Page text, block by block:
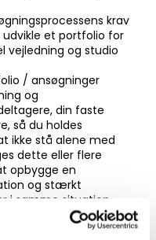
krav
et portfolio for
vejledning og studio
/ ansøgninger
og
din faste
så du holdes
ikke stå alene med
dette eller flere
opbygge en
og stærkt
i samme situation